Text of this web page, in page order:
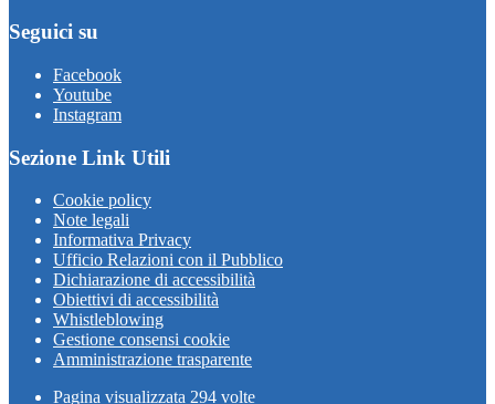
Seguici su
Facebook
Youtube
Instagram
Sezione Link Utili
Cookie policy
Note legali
Informativa Privacy
Ufficio Relazioni con il Pubblico
Dichiarazione di accessibilità
Obiettivi di accessibilità
Whistleblowing
Gestione consensi cookie
Amministrazione trasparente
Pagina visualizzata 294 volte